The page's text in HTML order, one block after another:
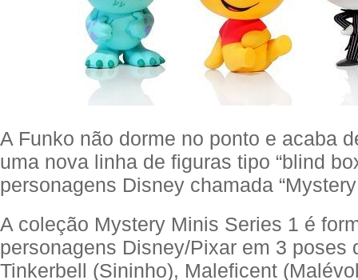
A Funko não dorme no ponto e acaba
uma nova linha de figuras tipo “blind
personagens Disney chamada
A coleção Mystery Minis Series 1 é
personagens Disney/Pixar em 3 poses
Tinkerbell (Sininho), Maleficent